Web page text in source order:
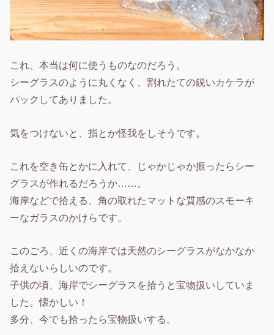
これ、本当は何に使うものなのだろう。
シーグラスのように丸くなく、割れたての鋭いカケラが
パックしてありました。
気をつけないと、指とか怪我をしそうです。
これを空き缶とかに入れて、じゃかじゃか振ったらシー
グラスが作れるだろうか……。
海岸などで拾える、角の取れたマットな質感のスモーキ
ーなガラスのかけらです。
このごろ、近くの海岸では天然のシーグラスがなかなか
拾えないらしいのです。
子供の頃、海岸でシーグラスを拾うと宝物扱いしていま
した。懐かしい！
多分、今でも拾ったら宝物扱いする。